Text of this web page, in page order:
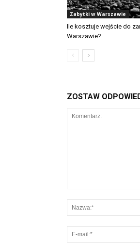
Zabytki w Warszawie
Ile kosztuje wejście do
Warszawie?
ZOSTAW